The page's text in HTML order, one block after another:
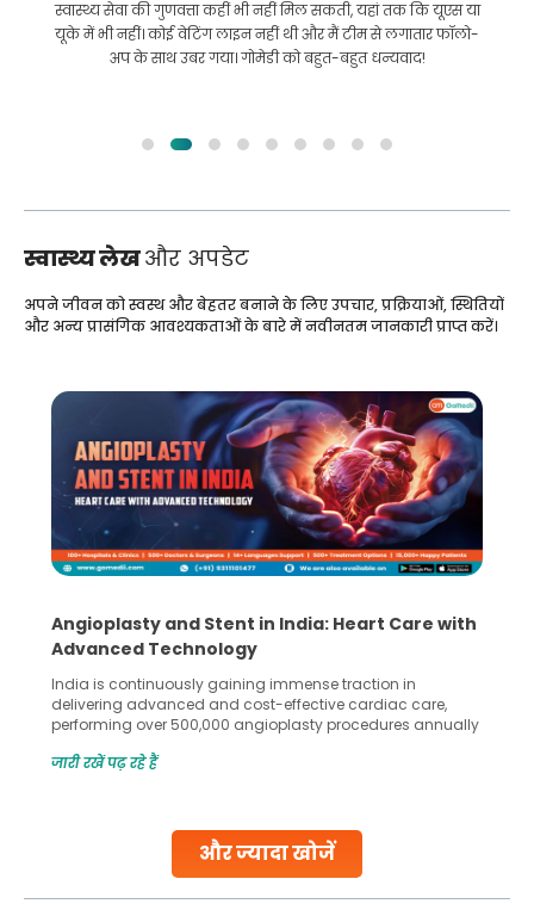
इलाज कराने के लिए बांग्लादेश से भारत की मेरी यात्रा में मेरी मदद की।
हमने GoMedii को चुनने में सही चुनाव किया। वे इलाज के बाद भी हमारे
साथ एक अच्छा रिश्ता रखते हैं
स्वास्थ्य लेखऔर अपडेट
और ज्यादा खोजें
अपने जीवन को स्वस्थ और बेहतर बनाने के लिए उपचार, प्रक्रियाओं, स्थितियों
और अन्य प्रासंगिक आवश्यकताओं के बारे में नवीनतम जानकारी प्राप्त करें।
Angioplasty and Stent in India: Heart Care with
Advanced Technology
India is continuously gaining immense traction in
delivering advanced and cost-effective cardiac care,
performing over 500,000 angioplasty procedures annually
globe are searching for treatments like angioplasty and
Studies, such as one published
जारी रखें पढ़ रहे हैं